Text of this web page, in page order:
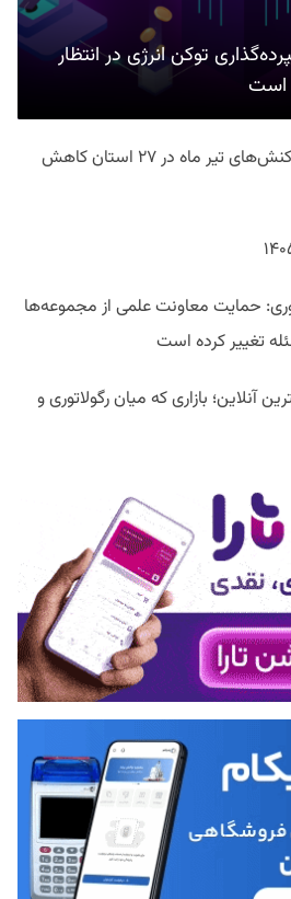
توکن انرژی در انتظار
است
گزارش شاپرک: تعداد تراکنش‌های تیر ماه در ۲۷ استان‌ کاهش
حمایت معاونت علمی از مجموعه‌ها
تغییر کرده است
آنلاین؛ بازاری که میان رگولاتوری و